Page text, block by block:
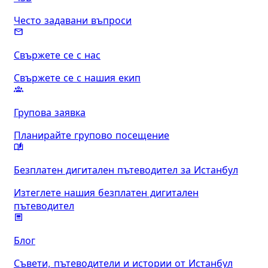
Често задавани въпроси
Свържете се с нас
Свържете се с нашия екип
Групова заявка
Планирайте групово посещение
Безплатен дигитален пътеводител за Истанбул
Изтеглете нашия безплатен дигитален
пътеводител
Блог
Съвети, пътеводители и истории от Истанбул